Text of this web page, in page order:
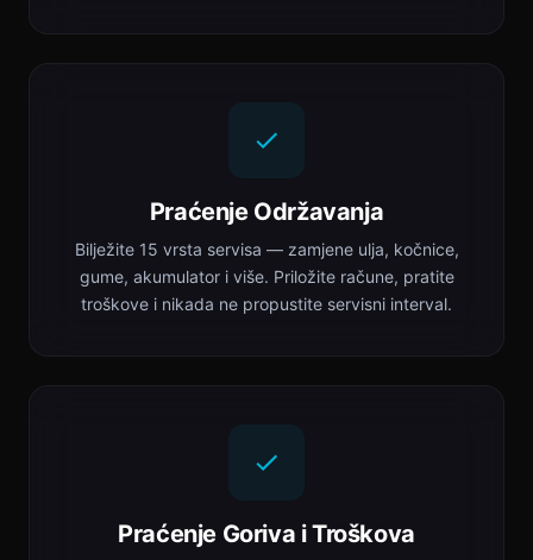
Praćenje Održavanja
Bilježite 15 vrsta servisa — zamjene ulja, kočnice,
gume, akumulator i više. Priložite račune, pratite
troškove i nikada ne propustite servisni interval.
Praćenje Goriva i Troškova